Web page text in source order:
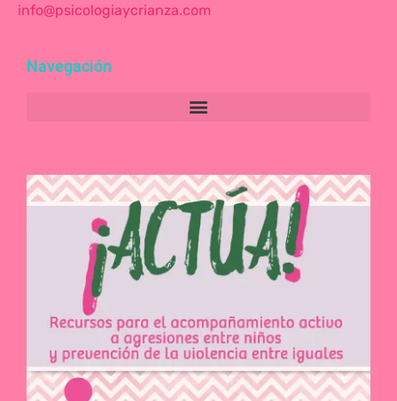
info@psicologiaycrianza.com
Navegación